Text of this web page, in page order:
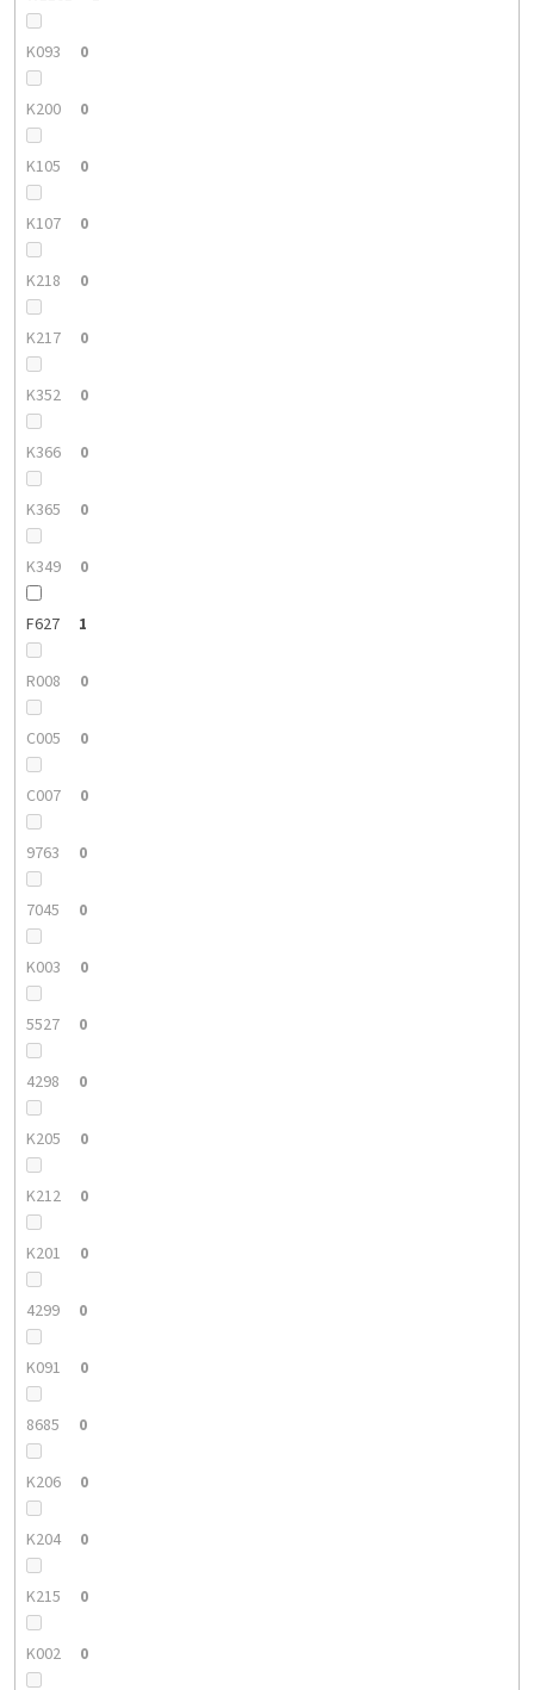
K093 0
K200 0
K105 0
K107 0
K218 0
K217 0
K352 0
K366 0
K365 0
K349 0
F627 1
R008 0
C005 0
C007 0
9763 0
7045 0
K003 0
5527 0
4298 0
K205 0
K212 0
K201 0
4299 0
K091 0
8685 0
K206 0
K204 0
K215 0
K002 0